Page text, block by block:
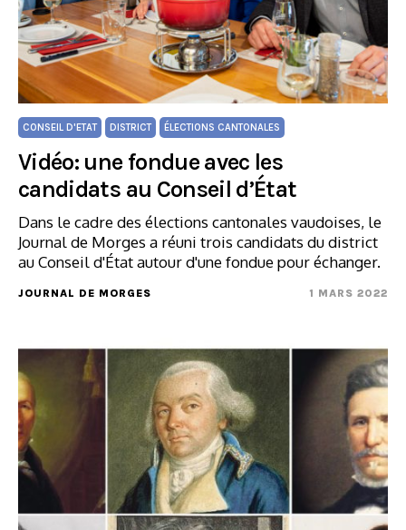
CONSEIL D'ETAT DISTRICT ÉLECTIONS CANTONALES
Vidéo: une fondue avec les
candidats au Conseil d’État
Dans le cadre des élections cantonales vaudoises, le
Journal de Morges a réuni trois candidats du district
au Conseil d'État autour d'une fondue pour échanger.
JOURNAL DE MORGES 1 MARS 2022